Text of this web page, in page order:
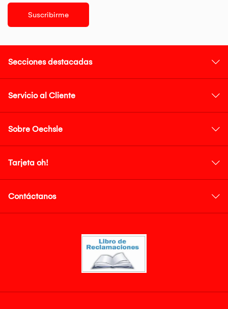
Suscribirme
Secciones destacadas
Servicio al Cliente
Sobre Oechsle
Tarjeta oh!
Contáctanos